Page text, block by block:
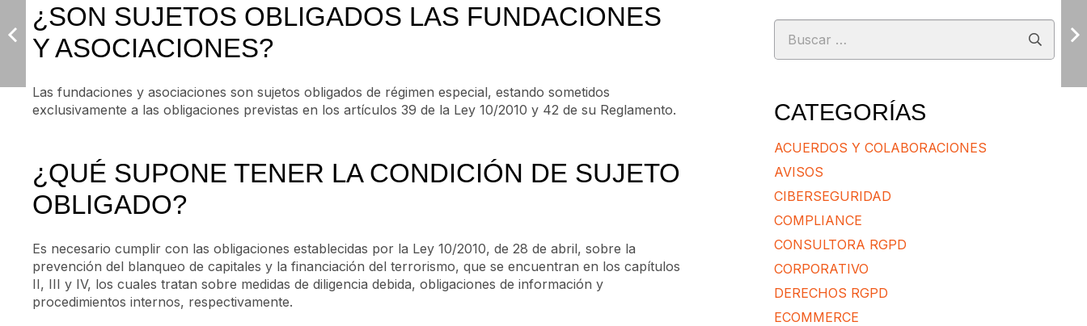
¿SON SUJETOS OBLIGADOS LAS FUNDACIONES
Y ASOCIACIONES?
Las fundaciones y asociaciones son sujetos obligados de régimen especial, estando sometidos
exclusivamente a las obligaciones previstas en los artículos 39 de la Ley 10/2010 y 42 de su Reglamento.
¿QUÉ SUPONE TENER LA CONDICIÓN DE SUJETO
OBLIGADO?
Es necesario cumplir con las obligaciones establecidas por la Ley 10/2010, de 28 de abril, sobre la
prevención del blanqueo de capitales y la financiación del terrorismo, que se encuentran en los capítulos
II, III y IV, los cuales tratan sobre medidas de diligencia debida, obligaciones de información y
procedimientos internos, respectivamente.
Buscar:
CATEGORÍAS
ACUERDOS Y COLABORACIONES
AVISOS
CIBERSEGURIDAD
COMPLIANCE
CONSULTORA RGPD
CORPORATIVO
DERECHOS RGPD
ECOMMERCE